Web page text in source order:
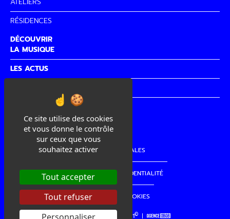
Ce site utilise des cookies
et vous donne le contrôle
sur ceux que vous
souhaitez activer
Tout accepter
Tout refuser
RÉSIDENCES
DÉCOUVRIR
LA MUSIQUE
LES ACTUS
LA MUSIQUE
MENTIONS LÉGALES
POLITIQUE DE CONFIDENTIALITÉ
GESTION DES COOKIES
copyright La Cordo 2021©